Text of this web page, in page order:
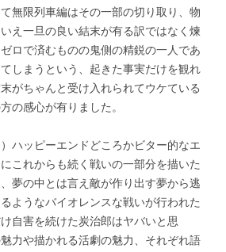
無限列車編はその一部の切り取り、物
え一旦の良い結末が有る訳ではなく煉
ロで済むものの鬼側の精鋭の一人であ
しまうという、起きた事実だけを観れ
がちゃんと受け入れられてウケている
の感心が有りました。
ハッピーエンドどころかビター的なエ
これからも続く戦いの一部分を描いた
夢の中とは言え敵が作り出す夢から逃
ようなバイオレンスな戦いが行われた
自害を続けた炭治郎はヤバいと思
力や描かれる活劇の魅力、それぞれ語